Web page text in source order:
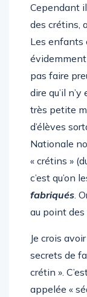
Cependant
des crétins,
Les enfants
pas faire
dire qu’il
très petite
d’élèves
Nationale
« crétins »
c’est qu’on
fabriqués .
au point des
Je crois
secrets de
crétin ».
appelée «